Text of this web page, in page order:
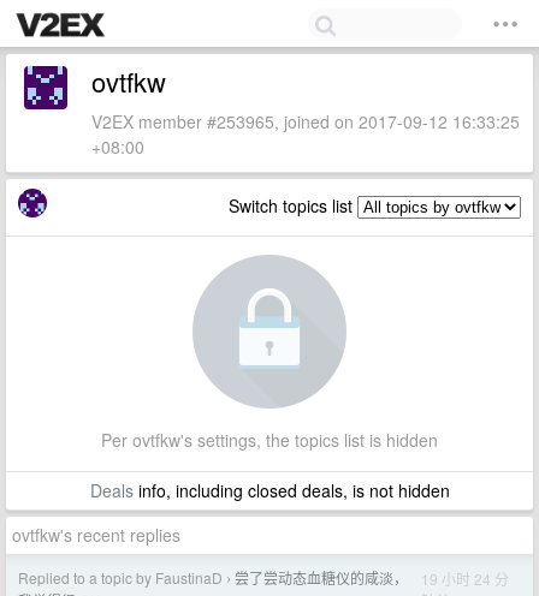
ovtfkw
V2EX member #253965, joined on 2017-09-12 16:33:25
+08:00
Switch topics list
Per ovtfkw's settings, the topics list is hidden
Dealsinfo, including closed deals, is not hidden
ovtfkw's recent replies
Replied to a topic by FaustinaD › 尝了尝动态血糖仪的咸淡，
19 小时 24 分